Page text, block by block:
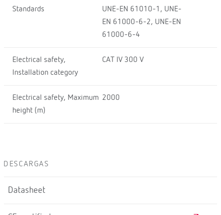
Standards
UNE-EN 61010-1, UNE-
EN 61000-6-2, UNE-EN
61000-6-4
Electrical safety,
Installation category
CAT IV 300 V
Electrical safety, Maximum
height (m)
2000
DESCARGAS
Datasheet